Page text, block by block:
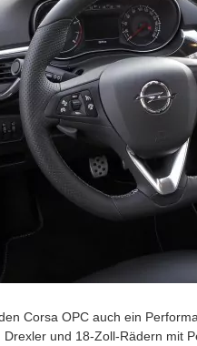
Corsa OPC auch ein
Drexler und 18-Zoll-Rädern mit